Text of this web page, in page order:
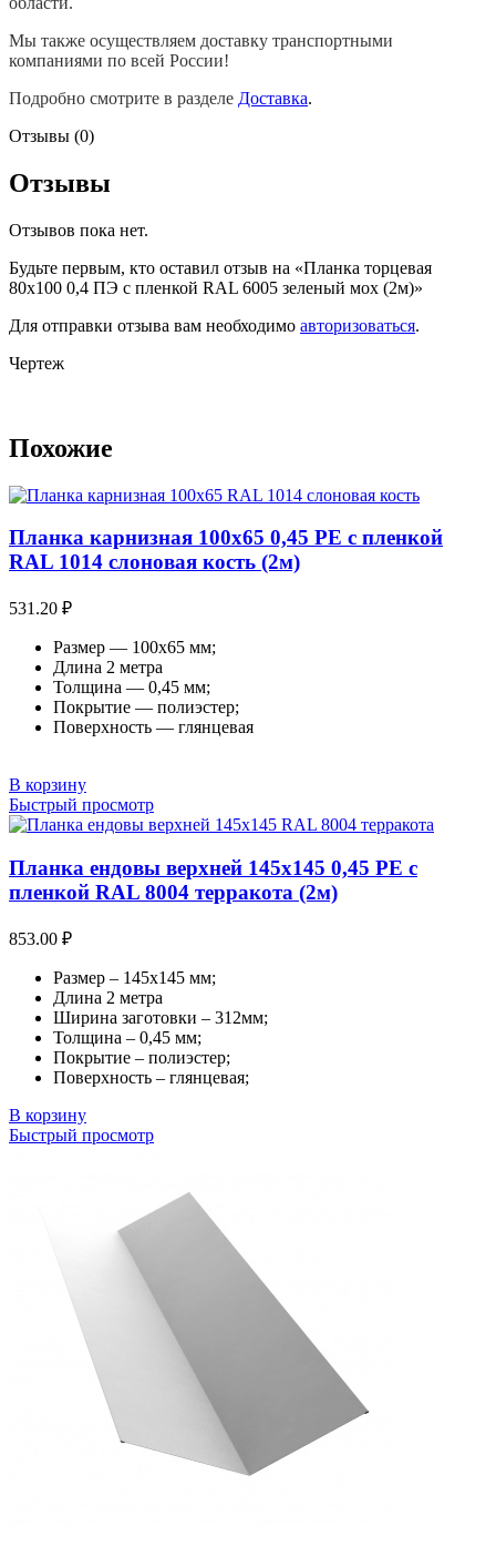
Мы также осуществляем доставку транспортными
компаниями по всей России!
Подробно смотрите в разделе Доставка.
Отзывы (0)
Отзывы
Отзывов пока нет.
Будьте первым, кто оставил отзыв на «Планка торцевая
80х100 0,4 ПЭ с пленкой RAL 6005 зеленый мох (2м)»
Для отправки отзыва вам необходимо авторизоваться.
Чертеж
Похожие
Планка карнизная 100х65 0,45 PE с пленкой
RAL 1014 слоновая кость (2м)
531.20 ₽
Размер — 100х65 мм;
Длина 2 метра
Толщина — 0,45 мм;
Покрытие — полиэстер;
Поверхность — глянцевая
В корзину
Быстрый просмотр
Планка ендовы верхней 145х145 0,45 PE с
пленкой RAL 8004 терракота (2м)
853.00 ₽
Размер – 145х145 мм;
Длина 2 метра
Ширина заготовки – 312мм;
Толщина – 0,45 мм;
Покрытие – полиэстер;
Поверхность – глянцевая;
В корзину
Быстрый просмотр